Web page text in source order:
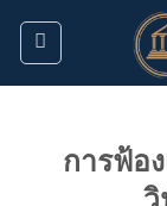
ข้าม
ยัง
การฟ้อ